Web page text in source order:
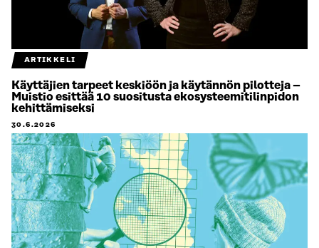
ARTIKKELI
Käyttäjien tarpeet keskiöön ja käytännön pilotteja –
Muistio esittää 10 suositusta ekosysteemitilinpidon
kehittämiseksi
30.6.2026